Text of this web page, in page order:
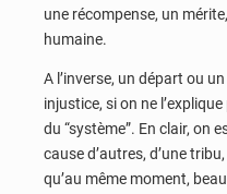
une récompense, un
humaine.
A l’inverse, un départ ou
injustice, si on ne
du “système”. En clair, on
cause d’autres, d’une
qu’au même moment,